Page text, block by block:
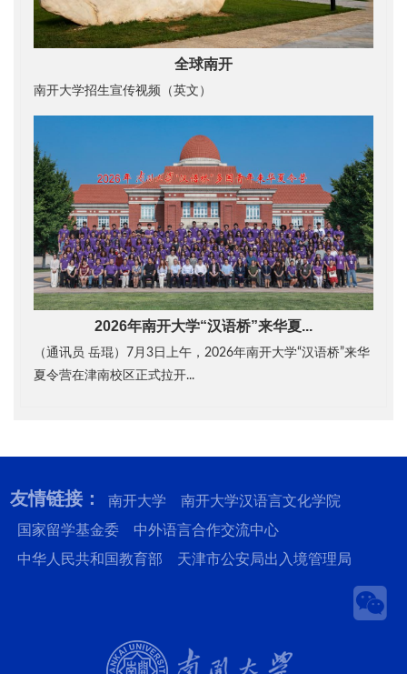
全球南开
南开大学招生宣传视频（英文）
2026年南开大学“汉语桥”来华夏...
（通讯员 岳琨）7月3日上午，2026年南开大学“汉语桥”来华
夏令营在津南校区正式拉开...
友情链接： 南开大学
南开大学汉语言文化学院
国家留学基金委
中外语言合作交流中心
中华人民共和国教育部
天津市公安局出入境管理局